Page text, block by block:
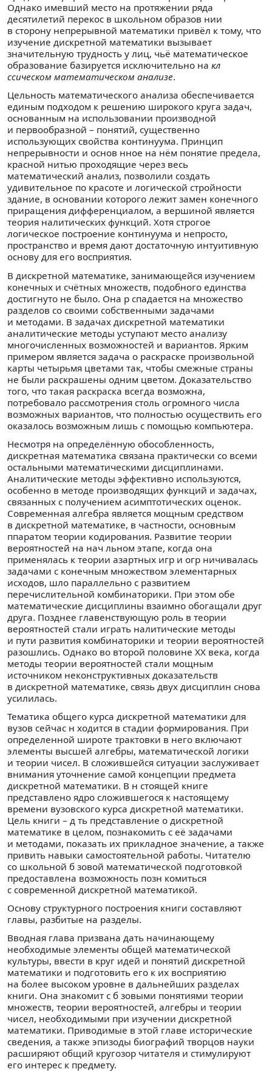
Однако имевший место на протяжении ряда
десятилетий перекос в школьном образов нии
в сторону непрерывной математики привёл к тому, что
изучение дискретной математики вызывает
значительную трудность у лиц, чьё математическое
образование базируется исключительно на кл
ссическом математическом анализе.
Цельность математического анализа обеспечивается
единым подходом к решению широкого круга задач,
основанным на использовании производной
и первообразной – понятий, существенно
использующих свойства континуума. Принцип
непрерывности и основ нное на нём понятие предела,
красной нитью проходящие через весь
математический анализ, позволили создать
удивительное по красоте и логической стройности
здание, в основании которого лежит замен конечного
приращения дифференциалом, а вершиной является
теория налитических функций. Хотя строгое
логическое построение континуума и непросто,
пространство и время дают достаточную интуитивную
основу для его восприятия.
В дискретной математике, занимающейся изучением
конечных и счётных множеств, подобного единства
достигнуто не было. Она р спадается на множество
разделов со своими собственными задачами
и методами. В задачах дискретной математики
аналитические методы уступают место анализу
многочисленных возможностей и вариантов. Ярким
примером является задача о раскраске произвольной
карты четырьмя цветами так, чтобы смежные страны
не были раскрашены одним цветом. Доказательство
того, что такая раскраска всегда возможна,
потребовало рассмотрения столь огромного числа
возможных вариантов, что полностью осуществить его
оказалось возможным лишь с помощью компьютера.
Несмотря на определённую обособленность,
дискретная математика связана практически со всеми
остальными математическими дисциплинами.
Аналитические методы эффективно используются,
особенно в методе производящих функций и задачах,
связанных с получением асимптотических оценок.
Современная алгебра является мощным средством
в дискретной математике, в частности, основным
ппаратом теории кодирования. Развитие теории
вероятностей на нач льном этапе, когда она
применялась к теории азартных игр и огр ничивалась
задачами с конечным множеством элементарных
исходов, шло параллельно с развитием
перечислительной комбинаторики. При этом обе
математические дисциплины взаимно обогащали друг
друга. Позднее главенствующую роль в теории
вероятностей стали играть налитические методы
и пути развития комбинаторики и теории вероятностей
разошлись. Однако во второй половине XX века, когда
методы теории вероятностей стали мощным
источником неконструктивных доказательств
в дискретной математике, связь двух дисциплин снова
усилилась.
Тематика общего курса дискретной математики для
вузов сейчас н ходится в стадии формирования. При
определенной широте трактовки в него включают
элементы высшей алгебры, математической логики
и теории чисел. В сложившейся ситуации заслуживает
внимания уточнение самой концепции предмета
дискретной математики. В н стоящей книге
представлено ядро сложившегося к настоящему
времени вузовского курса дискретной математики.
Цель книги – д ть представление о дискретной
математике в целом, познакомить с её задачами
и методами, показать их прикладное значение, а также
привить навыки самостоятельной работы. Читателю
со школьной б зовой математической подготовкой
предоставлена возможность позн комиться
с современной дискретной математикой.
Основу структурного построения книги составляют
главы, разбитые на разделы.
Вводная глава призвана дать начинающему
необходимые элементы общей математической
культуры, ввести в круг идей и понятий дискретной
математики и подготовить его к их восприятию
на более высоком уровне в дальнейших разделах
книги. Она знакомит с б зовыми понятиями теории
множеств, теории вероятностей, алгебры и теории
чисел, необходимыми при изучении дискретной
математики. Приводимые в этой главе исторические
сведения, а также эпизоды биографий творцов науки
расширяют общий кругозор читателя и стимулируют
его интерес к предмету.